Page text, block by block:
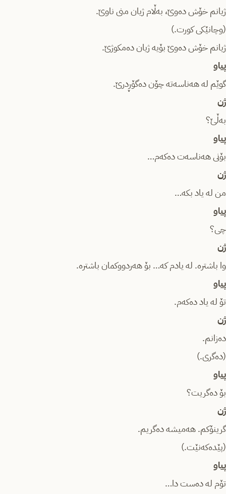
ژیانم خۆش دەوێ، بەڵام ژیان منی ناوێ.
(وچانێکی کورت.)
ژیانم خۆش دەوێ بۆیە ژیان دەمکوژێ.
پیاو
گوێم لە هەناسەتە چۆن دەگۆڕدرێ.
ژن
بەڵێ؟
پیاو
بۆنی هەناسەت دەکەم…
ژن
من لە یاد بکە…
پیاو
چی؟
ژن
وا باشترە. لە یادم کە… بۆ هەردووکمان باشترە.
پیاو
تۆ لە یاد دەکەم.
ژن
دەزانم.
(دەگری.)
پیاو
بۆ دەگریت؟
ژن
گرینۆکم. هەمیشە دەگریم.
(پێدەکەنێت.)
پیاو
تۆم لە دەست دا…